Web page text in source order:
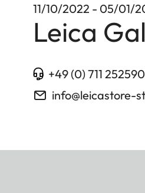
11/10/2022 - 05/01/
Leica
+49 (0) 711
info@leicastore-